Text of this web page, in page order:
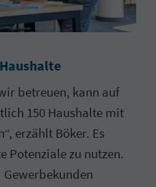
betreuen, kann auf
150 Haushalte mit
erzählt Böker. Es
Potenziale zu nutzen.